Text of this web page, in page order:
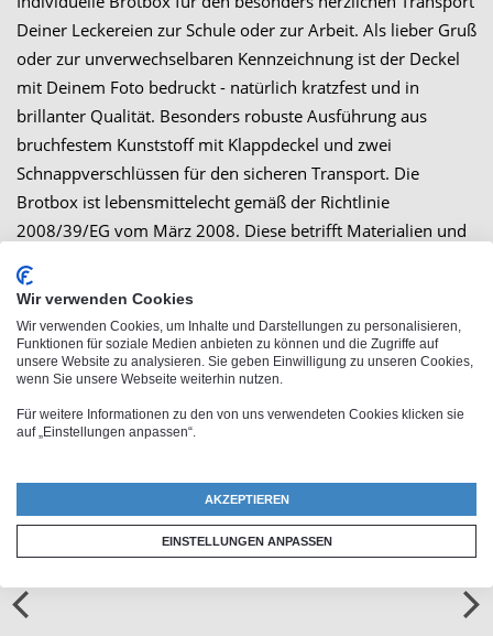
Deiner Leckereien zur Schule oder zur Arbeit. Als lieber Gruß
oder zur unverwechselbaren Kennzeichnung ist der Deckel
mit Deinem Foto bedruckt - natürlich kratzfest und in
brillanter Qualität. Besonders robuste Ausführung aus
bruchfestem Kunststoff mit Klappdeckel und zwei
Schnappverschlüssen für den sicheren Transport. Die
Brotbox ist lebensmittelecht gemäß der Richtlinie
2008/39/EG vom März 2008. Diese betrifft Materialien und
Kontakt zu kommen. Made in Germany.
Großbestellung
Ähnliche Produkte
Wir verwenden Cookies
Wir verwenden Cookies, um Inhalte und Darstellungen zu personalisieren,
Funktionen für soziale Medien anbieten zu können und die Zugriffe auf
unsere Website zu analysieren. Sie geben Einwilligung zu unseren Cookies,
wenn Sie unsere Webseite weiterhin nutzen.
Für weitere Informationen zu den von uns verwendeten Cookies klicken sie
auf „Einstellungen anpassen“.
AKZEPTIEREN
EINSTELLUNGEN ANPASSEN